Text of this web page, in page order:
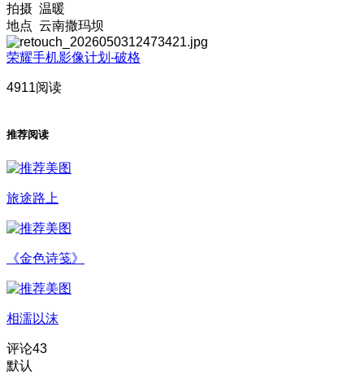
拍摄 温暖
地点 云南撒玛坝
荣耀手机影像计划-破格
4911阅读
推荐阅读
旅途路上
《金色诗笺》
相濡以沫
评论43
默认